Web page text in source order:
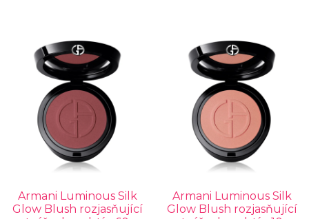
Armani Luminous Silk
Glow Blush rozjasňující
Armani Luminous Silk
Glow Blush rozjasňující